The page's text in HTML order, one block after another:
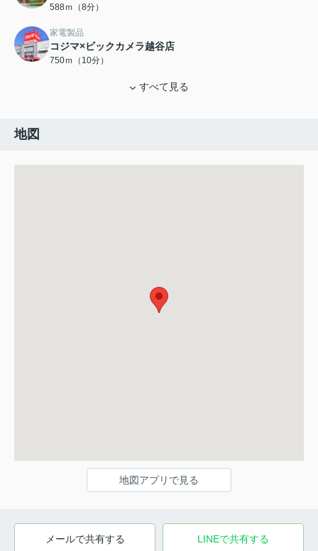
588ｍ（8分）
家電製品
コジマ×ビックカメラ越谷店
750ｍ（10分）
すべて見る
地図
地図アプリで見る
メールで共有する LINEで共有する